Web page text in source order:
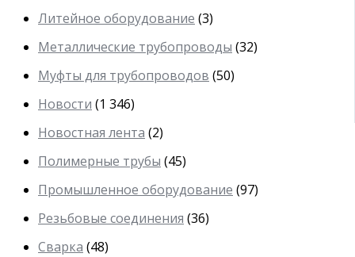
Литейное оборудование (3)
Металлические трубопроводы (32)
Муфты для трубопроводов (50)
Новости (1 346)
Новостная лента (2)
Полимерные трубы (45)
Промышленное оборудование (97)
Резьбовые соединения (36)
Сварка (48)